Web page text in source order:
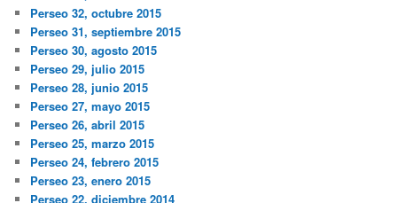
Perseo 32, octubre 2015
Perseo 31, septiembre 2015
Perseo 30, agosto 2015
Perseo 29, julio 2015
Perseo 28, junio 2015
Perseo 27, mayo 2015
Perseo 26, abril 2015
Perseo 25, marzo 2015
Perseo 24, febrero 2015
Perseo 23, enero 2015
Perseo 22, diciembre 2014